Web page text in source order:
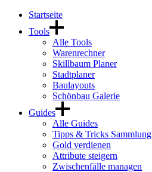
Startseite
Tools
Alle Tools
Warenrechner
Skillbaum Planer
Stadtplaner
Baulayouts
Schönbau Galerie
Guides
Alle Guides
Tipps & Tricks Sammlung
Gold verdienen
Attribute steigern
Zwischenfälle managen